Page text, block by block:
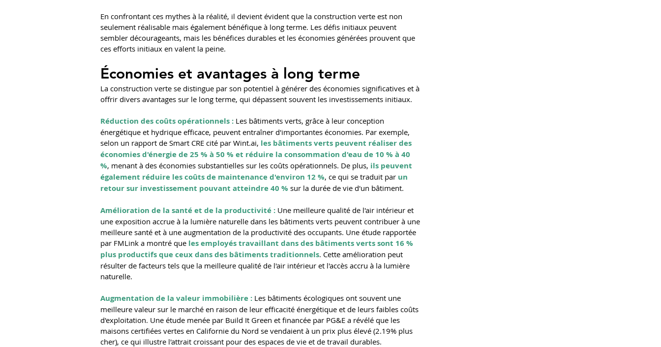
En confrontant ces mythes à la réalité, il devient évident que la construction verte est non
seulement réalisable mais également bénéfique à long terme. Les défis initiaux peuvent
sembler décourageants, mais les bénéfices durables et les économies générées prouvent que
ces efforts initiaux en valent la peine.
Économies et avantages à long terme
La construction verte se distingue par son potentiel à générer des économies significatives et à
offrir divers avantages sur le long terme, qui dépassent souvent les investissements initiaux.
Réduction des coûts opérationnels : Les bâtiments verts, grâce à leur conception
énergétique et hydrique efficace, peuvent entraîner d'importantes économies. Par exemple,
selon un rapport de Smart CRE cité par Wint.ai, les bâtiments verts peuvent réaliser des
économies d'énergie de 25 % à 50 % et réduire la consommation d'eau de 10 % à 40
%, menant à des économies substantielles sur les coûts opérationnels. De plus, ils peuvent
également réduire les coûts de maintenance d'environ 12 %, ce qui se traduit par un
retour sur investissement pouvant atteindre 40 % sur la durée de vie d'un bâtiment​​.
Amélioration de la santé et de la productivité : Une meilleure qualité de l'air intérieur et
une exposition accrue à la lumière naturelle dans les bâtiments verts peuvent contribuer à une
meilleure santé et à une augmentation de la productivité des occupants. Une étude rapportée
par FMLink a montré que les employés travaillant dans des bâtiments verts sont 16 %
plus productifs que ceux dans des bâtiments traditionnels​​. Cette amélioration peut
résulter de facteurs tels que la meilleure qualité de l'air intérieur et l'accès accru à la lumière
naturelle.
Augmentation de la valeur immobilière : Les bâtiments écologiques ont souvent une
meilleure valeur sur le marché en raison de leur efficacité énergétique et de leurs faibles coûts
d'exploitation. Une étude menée par Build It Green et financée par PG&E a révélé que les
maisons certifiées vertes en Californie du Nord se vendaient à un prix plus élevé (2.19% plus
cher), ce qui illustre l'attrait croissant pour des espaces de vie et de travail durables​​.